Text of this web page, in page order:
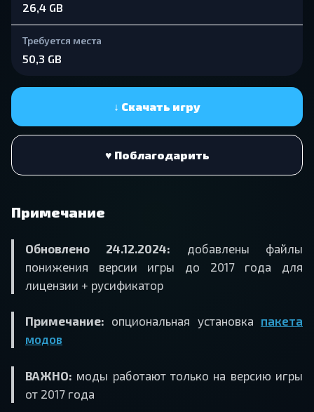
26,4 GB
Требуется места
50,3 GB
↓ Скачать игру
♥ Поблагодарить
Примечание
Обновлено 24.12.2024:
добавлены файлы
понижения версии игры до 2017 года для
лицензии + русификатор
Примечание: опциональная установка пакета
модов
ВАЖНО: моды работают только на версию игры
от 2017 года